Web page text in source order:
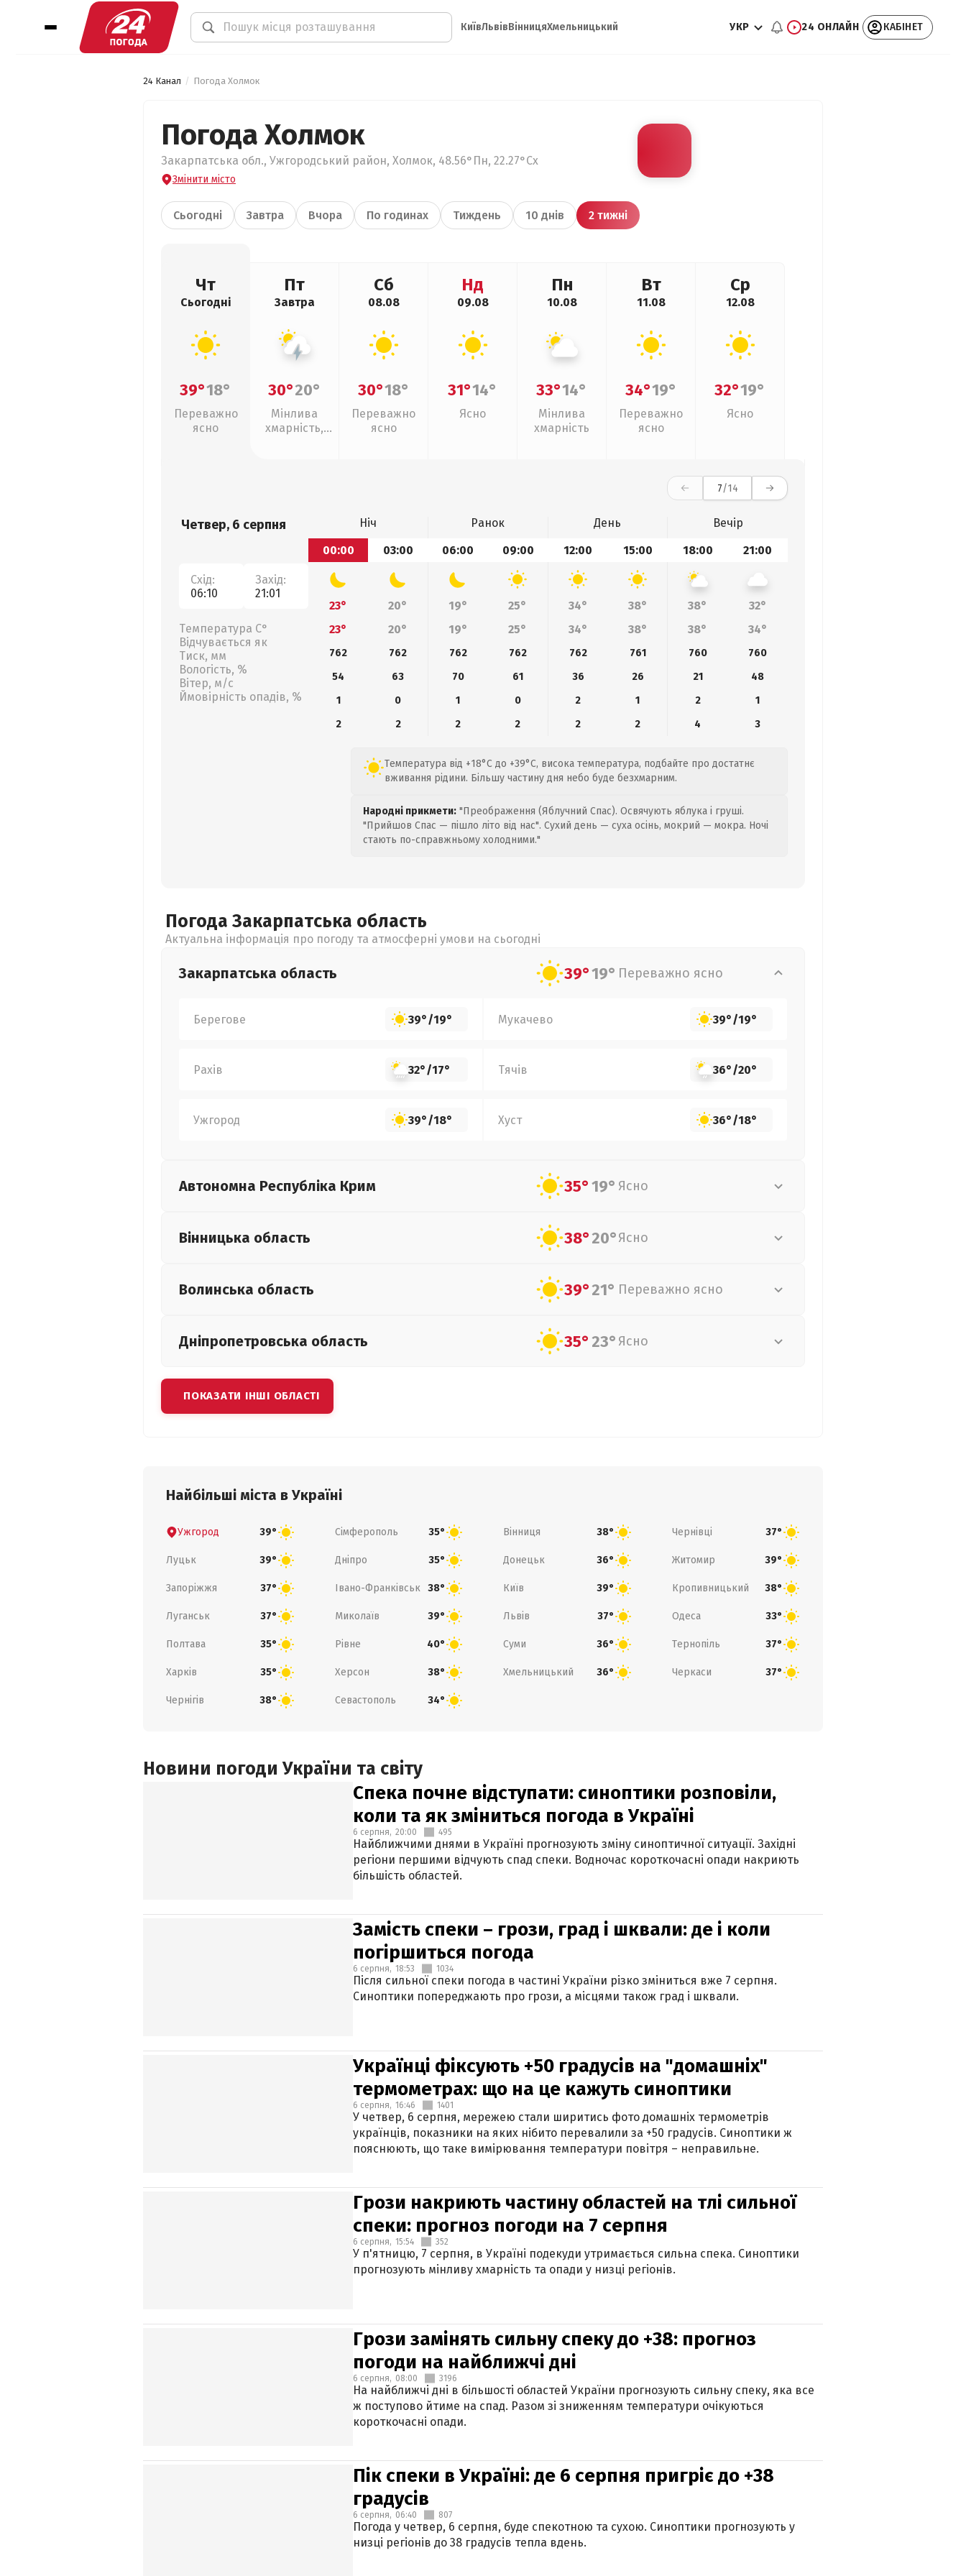
КиївЛьвівВінницяХмельницький УКР 24 ОНЛАЙН КАБІНЕТ
24 Канал Погода Холмок
Погода Холмок
Закарпатська обл., Ужгородський район, Холмок, 48.56°Пн, 22.27°Сх
Змінити місто
Сьогодні Завтра Вчора По годинах Тиждень 10 днів 2 тижні
Чт
Сьогодні
39°18°
Переважно
ясно
Пт
Завтра
30°20°
Мінлива
хмарність,
Сб
08.08
30°18°
Переважно
ясно
Нд
09.08
31°14°
Ясно
Пн
10.08
33°14°
Мінлива
хмарність
Вт
11.08
34°19°
Переважно
ясно
Ср
12.08
32°19°
Ясно
7/14
Четвер, 6 серпня
Схід:
06:10
Захід:
21:01
Температура С°
Відчувається як
Тиск, мм
Вологість, %
Вітер, м/с
Ймовірність опадів, %
Ніч Ранок День
Вечір
00:00
03:00 06:00 09:00 12:00 15:00 18:00 21:00
23° 20° 19° 25° 34° 38° 38°
32°
23°
20° 19° 25° 34° 38° 38° 34°
762 762 762 762 762 761 760
760
54
63 70 61 36 26 21
48
1
0 1 0 2 1 2
1
2
2 2 2 2 2 4 3
Температура від +18°C до +39°C, висока температура, подбайте про достатнє
вживання рідини. Більшу частину дня небо буде безхмарним.
Народні прикмети: "Преображення (Яблучний Спас). Освячують яблука і груші.
"Прийшов Спас — пішло літо від нас". Сухий день — суха осінь, мокрий — мокра. Ночі
стають по-справжньому холодними."
Погода Закарпатська область
Актуальна інформація про погоду та атмосферні умови на сьогодні
Закарпатська область 39°19° Переважно ясно
Берегове 39°/19° Мукачево 39°/19°
Рахів 32°/17° Тячів 36°/20°
Ужгород 39°/18° Хуст 36°/18°
Автономна Республіка Крим 35°19° Ясно
Вінницька область 38°20°Ясно
Волинська область 39°21° Переважно ясно
Дніпропетровська область 35°23° Ясно
ПОКАЗАТИ ІНШІ ОБЛАСТІ
Найбільші міста в Україні
Ужгород 39° Сімферополь 35° Вінниця 38° Чернівці 37°
Луцьк 39° Дніпро 35° Донецьк 36° Житомир 39°
Запоріжжя 37° Івано-Франківськ 38° Київ 39° Кропивницький 38°
Луганськ 37° Миколаїв 39° Львів 37° Одеса 33°
Полтава 35° Рівне 40° Суми 36° Тернопіль 37°
Харків 35° Херсон 38° Хмельницький 36° Черкаси 37°
Чернігів 38° Севастополь 34°
Новини погоди України та світу
Спека почне відступати: синоптики розповіли,
коли та як зміниться погода в Україні
6 серпня, 20:00 495
Найближчими днями в Україні прогнозують зміну синоптичної ситуації. Західні
регіони першими відчують спад спеки. Водночас короткочасні опади накриють
більшість областей.
Замість спеки – грози, град і шквали: де і коли
погіршиться погода
6 серпня, 18:53 1034
Після сильної спеки погода в частині України різко зміниться вже 7 серпня.
Синоптики попереджають про грози, а місцями також град і шквали.
Українці фіксують +50 градусів на "домашніх"
термометрах: що на це кажуть синоптики
6 серпня, 16:46 1401
У четвер, 6 серпня, мережею стали ширитись фото домашніх термометрів
українців, показники на яких нібито перевалили за +50 градусів. Синоптики ж
пояснюють, що таке вимірювання температури повітря – неправильне.
Грози накриють частину областей на тлі сильної
спеки: прогноз погоди на 7 серпня
6 серпня, 15:54 352
У п'ятницю, 7 серпня, в Україні подекуди утримається сильна спека. Синоптики
прогнозують мінливу хмарність та опади у низці регіонів.
Грози замінять сильну спеку до +38: прогноз
погоди на найближчі дні
6 серпня, 08:00 3196
На найближчі дні в більшості областей України прогнозують сильну спеку, яка все
ж поступово йтиме на спад. Разом зі зниженням температури очікуються
короткочасні опади.
Пік спеки в Україні: де 6 серпня пригріє до +38
градусів
6 серпня, 06:40 807
Погода у четвер, 6 серпня, буде спекотною та сухою. Синоптики прогнозують у
низці регіонів до 38 градусів тепла вдень.